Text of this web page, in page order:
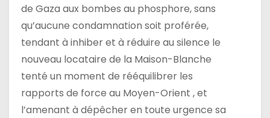
de Gaza aux bombes au phosphore, sans
qu’aucune condamnation soit proférée,
tendant à inhiber et à réduire au silence le
nouveau locataire de la Maison-Blanche
tenté un moment de rééquilibrer les
rapports de force au Moyen-Orient , et
l’amenant à dépêcher en toute urgence sa